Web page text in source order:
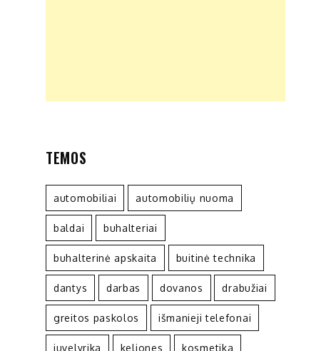
TEMOS
automobiliai automobilių nuoma
baldai buhalteriai
buhalterinė apskaita buitinė technika
dantys darbas dovanos drabužiai
greitos paskolos išmanieji telefonai
juvelyrika keliones kosmetika